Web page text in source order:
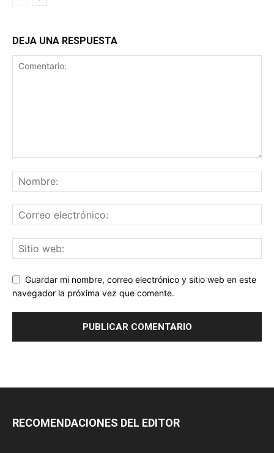
DEJA UNA RESPUESTA
Guardar mi nombre, correo electrónico y sitio web en este
navegador la próxima vez que comente.
RECOMENDACIONES DEL EDITOR